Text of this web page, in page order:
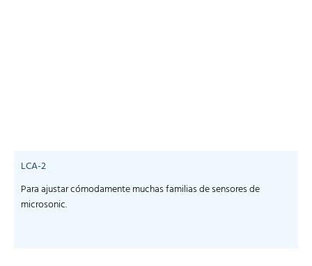
LCA-2
Para ajustar cómodamente muchas familias de sensores de
microsonic.